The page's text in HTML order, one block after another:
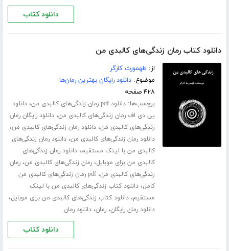
دانلود کتاب
دانلود کتاب رمان زندگی‌های کالبدی من
از: طهمورث کارگر
موضوع:دانلود رایگان بهترین رمان‌ها
۴۲۸ صفحه
برچسب‌ها:دانلود pdf رمان زندگی‌های کالبدی من ،دانلود
پی دی اف رمان زندگی‌های کالبدی من،دانلود رایگان رمان
زندگی‌های کالبدی من،دانلود رمان زندگی‌های کالبدی من،
دانلود رمان زندگی‌های کالبدی من،دانلود رمان زندگی‌های
کالبدی من با لینک مستقیم،دانلود رمان زندگی‌های
کالبدی من برای موبایل،رمان زندگی‌های کالبدی من،رمان
زندگی‌های کالبدی من،
pdf رمان زندگی‌های کالبدی من
کامل،دانلود کتاب زندگی‌های کالبدی من با لینک
مستقیم،دانلود کتاب زندگی‌های کالبدی من برای موبایل،
دانلود رمان رایگان،رمان،دانلود رمان
دانلود کتاب